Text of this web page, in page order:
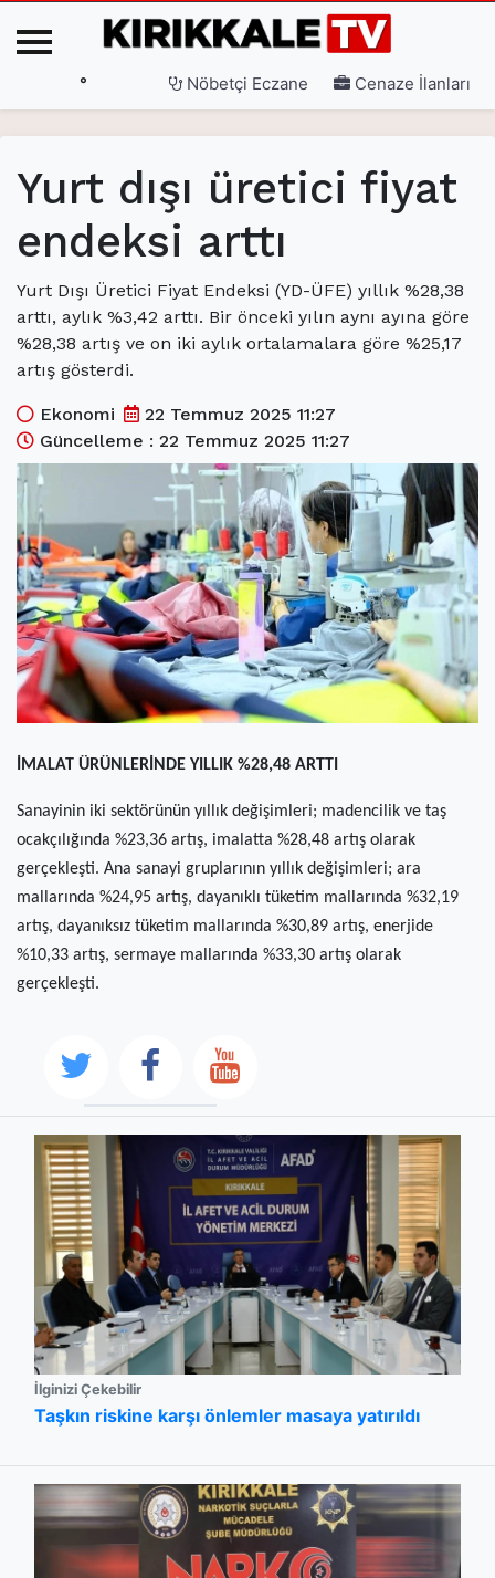
3. Sayfa(current)
Gündem(current)
Siyaset (current)
Eğitim (current)
Ekonomi(current)
Spor(current)
Sağlık(current)
Kültür Sanat (current)
Teknoloji(current)
Özel Haber(current)
Dünya(current)
Yerel(current)
İller(current)
° Nöbetçi Eczane Cenaze İlanları
Yurt dışı üretici fiyat
endeksi arttı
Yurt Dışı Üretici Fiyat Endeksi (YD-ÜFE) yıllık %28,38
arttı, aylık %3,42 arttı. Bir önceki yılın aynı ayına göre
%28,38 artış ve on iki aylık ortalamalara göre %25,17
artış gösterdi.
Ekonomi
22 Temmuz 2025 11:27
Güncelleme : 22 Temmuz 2025 11:27
İMALAT ÜRÜNLERİNDE YILLIK %28,48 ARTTI
Sanayinin iki sektörünün yıllık değişimleri; madencilik ve taş
ocakçılığında %23,36 artış, imalatta %28,48 artış olarak
gerçekleşti. Ana sanayi gruplarının yıllık değişimleri; ara
mallarında %24,95 artış, dayanıklı tüketim mallarında %32,19
artış, dayanıksız tüketim mallarında %30,89 artış, enerjide
%10,33 artış, sermaye mallarında %33,30 artış olarak
gerçekleşti.
İlginizi Çekebilir
Taşkın riskine karşı önlemler masaya yatırıldı